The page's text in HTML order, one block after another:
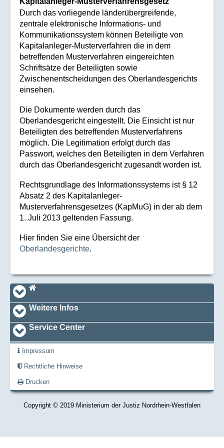
Durch das vorliegende länderübergreifende,
zentrale elektronische Informations- und
Kommunikationssystem können Beteiligte von
Kapitalanleger-Musterverfahren die in dem
betreffenden Musterverfahren eingereichten
Schriftsätze der Beteiligten sowie
Zwischenentscheidungen des Oberlandesgerichts
einsehen.
Die Dokumente werden durch das
Oberlandesgericht eingestellt. Die Einsicht ist nur
Beteiligten des betreffenden Musterverfahrens
möglich. Die Legitimation erfolgt durch das
Passwort, welches den Beteiligten in dem Verfahren
durch das Oberlandesgericht zugesandt worden ist.
Rechtsgrundlage des Informationssystems ist § 12
Absatz 2 des Kapitalanleger-
Musterverfahrensgesetzes (KapMuG) in der ab dem
1. Juli 2013 geltenden Fassung.
Hier finden Sie eine Übersicht der
Oberlandesgerichte.
Navi_footer
Startseite
Weitere Infos
Service Center
Impressum
Rechtliche Hinweise
Drucken
Copyright © 2019 Ministerium der Justiz Nordrhein-Westfalen